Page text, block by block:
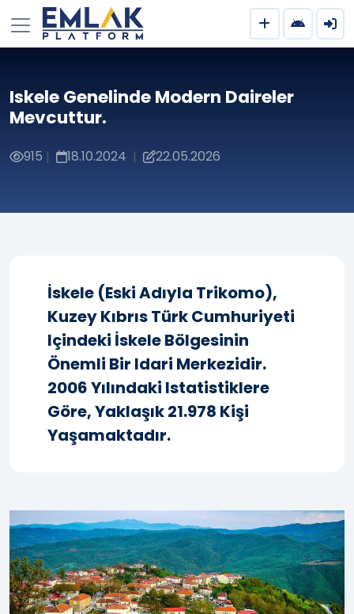
Iskele Genelinde Modern Daireler
Mevcuttur.
915 | 18.10.2024 | 22.05.2026
İskele (eski Adıyla Trikomo),
Kuzey Kıbrıs Türk Cumhuriyeti
Içindeki İskele Bölgesinin
Önemli Bir Idari Merkezidir.
2006 Yılındaki Istatistiklere
Göre, Yaklaşık 21.978 Kişi
Yaşamaktadır.